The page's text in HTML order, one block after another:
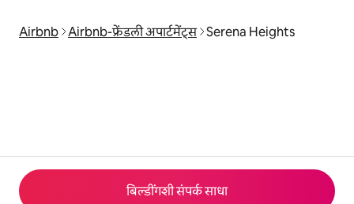
बिल्डींगशी संपर्क साधा
Airbnb Airbnb-फ्रेंडली अपार्टमेंट्स Serena Heights